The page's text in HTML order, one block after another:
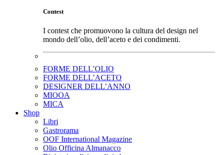
Contest
I contest che promuovono la cultura del design nel
mondo dell’olio, dell’aceto e dei condimenti.
FORME DELL’OLIO
FORME DELL’ACETO
DESIGNER DELL’ANNO
MIOOA
MICA
Shop
Libri
Gastrorama
OOF International Magazine
Olio Officina Almanacco